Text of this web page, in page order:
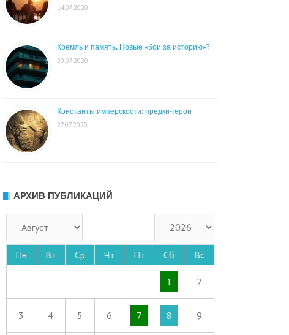
14.07.2020
Кремль и память. Новые «бои за историю»?
20.07.2020
Константы имперскости: предки-герои
27.07.2020
АРХИВ ПУБЛИКАЦИЙ
Пн Вт Ср Чт Пт Сб Вс
1 2
3 4 5 6 7 8 9